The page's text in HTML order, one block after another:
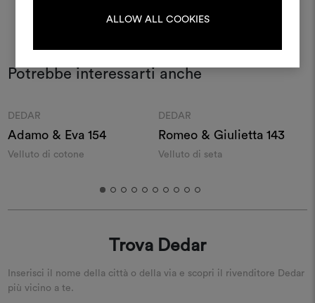
ALLOW ALL COOKIES
Potrebbe interessarti anche
DEDAR
Adamo & Eva 154
Velluto di cotone
DEDAR
Romeo & Giulietta 143
Velluto di seta
Trova Dedar
Inserisci il nome della città o della via e scopri il rivenditore Dedar
più vicino a te.
REGISTRATI